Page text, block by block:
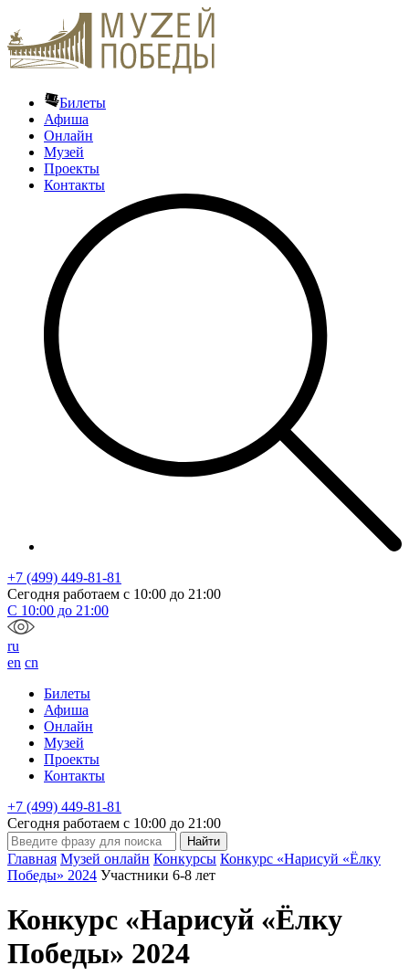
Билеты
Афиша
Онлайн
Музей
Проекты
Контакты
+7 (499) 449-81-81
Сегодня работаем с 10:00 до 21:00
С 10:00 до 21:00
ru
en cn
Билеты
Афиша
Онлайн
Музей
Проекты
Контакты
+7 (499) 449-81-81
Сегодня работаем с 10:00 до 21:00
Главная Музей онлайн Конкурсы Конкурс «Нарисуй «Ёлку
Победы» 2024 Участники 6-8 лет
Конкурс «Нарисуй «Ёлку
Победы» 2024